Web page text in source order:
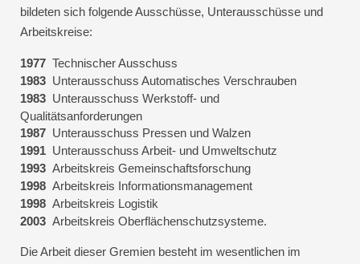
bildeten sich folgende Ausschüsse, Unterausschüsse und
Arbeitskreise:
1977 Technischer Ausschuss
1983 Unterausschuss Automatisches Verschrauben
1983 Unterausschuss Werkstoff- und
Qualitätsanforderungen
1987 Unterausschuss Pressen und Walzen
1991 Unterausschuss Arbeit- und Umweltschutz
1993 Arbeitskreis Gemeinschaftsforschung
1998 Arbeitskreis Informationsmanagement
1998 Arbeitskreis Logistik
2003 Arbeitskreis Oberflächenschutzsysteme.
Die Arbeit dieser Gremien besteht im wesentlichen im